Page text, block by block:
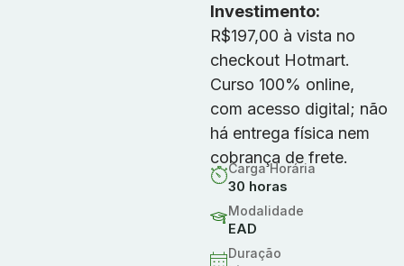
Investimento:
R$197,00 à vista no
checkout Hotmart.
Curso 100% online,
com acesso digital; não
há entrega física nem
cobrança de frete.
Carga Horária
30 horas
Modalidade
EAD
Duração